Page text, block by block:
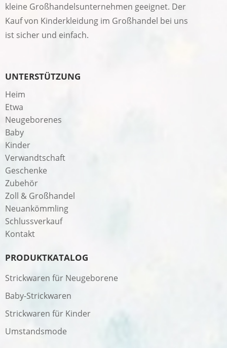
kleine Großhandelsunternehmen geeignet. Der
Kauf von Kinderkleidung im Großhandel bei uns
ist sicher und einfach.
UNTERSTÜTZUNG
Heim
Etwa
Neugeborenes
Baby
Kinder
Verwandtschaft
Geschenke
Zubehör
Zoll & Großhandel
Neuankömmling
Schlussverkauf
Kontakt
PRODUKTKATALOG
Strickwaren für Neugeborene
Baby-Strickwaren
Strickwaren für Kinder
Umstandsmode